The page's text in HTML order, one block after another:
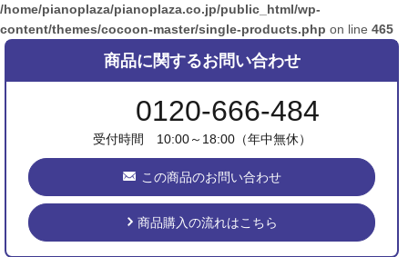
/home/pianoplaza/pianoplaza.co.jp/public_html/wp-
content/themes/cocoon-master/single-products.php on line 465
商品に関するお問い合わせ
0120-666-484
受付時間 10:00～18:00（年中無休）
この商品のお問い合わせ
商品購入の流れはこちら